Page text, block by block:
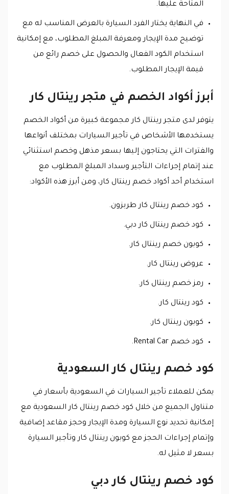
المتاحة عليها.
في النهاية يختار الفرد السيارة بالعرض المناسب له مع
توضيح مدة الإيجار ومعرفة المبلغ المطلوب، مع إمكانية
استخدام الكود الفعال والحصول على خصم رائع من
قيمة الإيجار المطلوب.
أبرز أكواد الخصم في متجر رينتال كار
يتوفر لدى متجر رينتال كار مجموعة كبيرة من أكواد الخصم
يستخدمها الأشخاص في تأجير السيارات بمختلف أنواعها
والفترات التي يحتاجون إليها بسعر مذهل وخصم استثنائي
عند إتمام إجراءات التأجير وسداد المبلغ المطلوب مع
استخدام أحد أكواد خصم رينتال كار، ومن أبرز هذه الأكواد:
كود خصم رينتال كار طربزون.
كود خصم رينتال كار دبي.
كوبون خصم رينتال كار.
عروض رينتال كار.
رمز خصم رينتال كار.
كود رينتال كار.
كوبون رينتال كار.
كود خصم Rental Car.
كود خصم رينتال كار السعودية
يمكن للعملاء تأجير السيارات في السعودية بأسعار في
متناول الجميع من خلال كود خصم رينتال كار السعودية مع
إمكانية تحديد نوع السيارة ومدة الإيجار وحجز مقاعد إضافية
وإتمام إجراءات الحجز مع كوبون رينتال كار وتأجير السيارة
بسعر لا مثيل له.
كود خصم رينتال كار دبي